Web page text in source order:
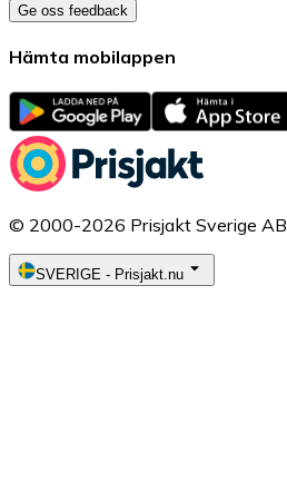
Ge oss feedback
Hämta mobilappen
© 2000-2026 Prisjakt Sverige AB
SVERIGE - Prisjakt.nu